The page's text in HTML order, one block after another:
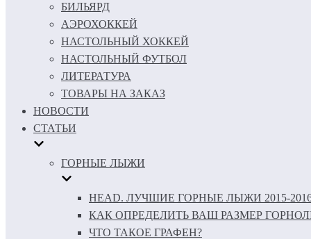
БИЛЬЯРД
АЭРОХОККЕЙ
НАСТОЛЬНЫЙ ХОККЕЙ
НАСТОЛЬНЫЙ ФУТБОЛ
ЛИТЕРАТУРА
ТОВАРЫ НА ЗАКАЗ
НОВОСТИ
СТАТЬИ
ГОРНЫЕ ЛЫЖИ
HEAD. ЛУЧШИЕ ГОРНЫЕ ЛЫЖИ 2015-
КАК ОПРЕДЕЛИТЬ ВАШ РАЗМЕР
ЧТО ТАКОЕ ГРАФЕН?